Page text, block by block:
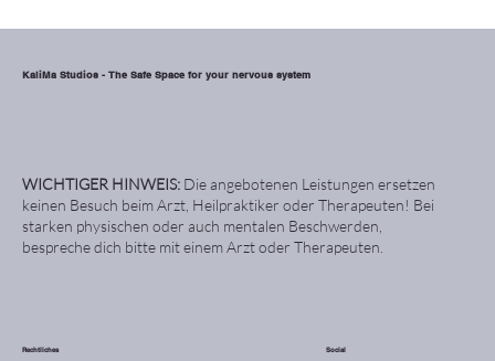
KaliMa Studios - The Safe Space for your nervous system
WICHTIGER HINWEIS: Die angebotenen Leistungen ersetzen
keinen Besuch beim Arzt, Heilpraktiker oder Therapeuten! Bei
starken physischen oder auch mentalen Beschwerden,
bespreche dich bitte mit einem Arzt oder Therapeuten.
Rechtliches Social